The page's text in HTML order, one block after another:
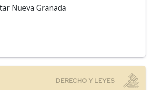
Nueva Granada